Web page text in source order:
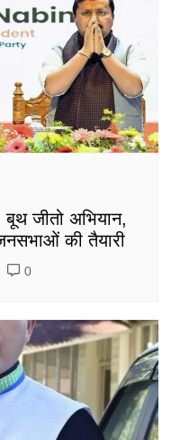
जीतो अभियान,
की तैयारी
0